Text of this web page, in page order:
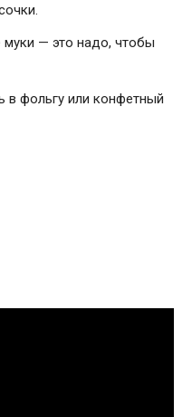
муки — это надо, чтобы
в фольгу или конфетный